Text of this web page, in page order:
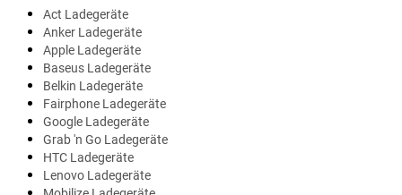
Act Ladegeräte
Anker Ladegeräte
Apple Ladegeräte
Baseus Ladegeräte
Belkin Ladegeräte
Fairphone Ladegeräte
Google Ladegeräte
Grab 'n Go Ladegeräte
HTC Ladegeräte
Lenovo Ladegeräte